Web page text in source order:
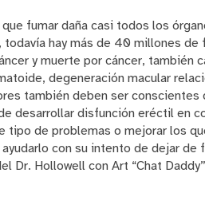
fumar daña casi todos los
hay más de 40 millones de
y muerte por cáncer, también
degeneración macular
también deben ser conscientes
desarrollar disfunción eréctil en
tipo de problemas o mejorar los
con su intento de dejar de
Dr. Hollowell con Art “Chat